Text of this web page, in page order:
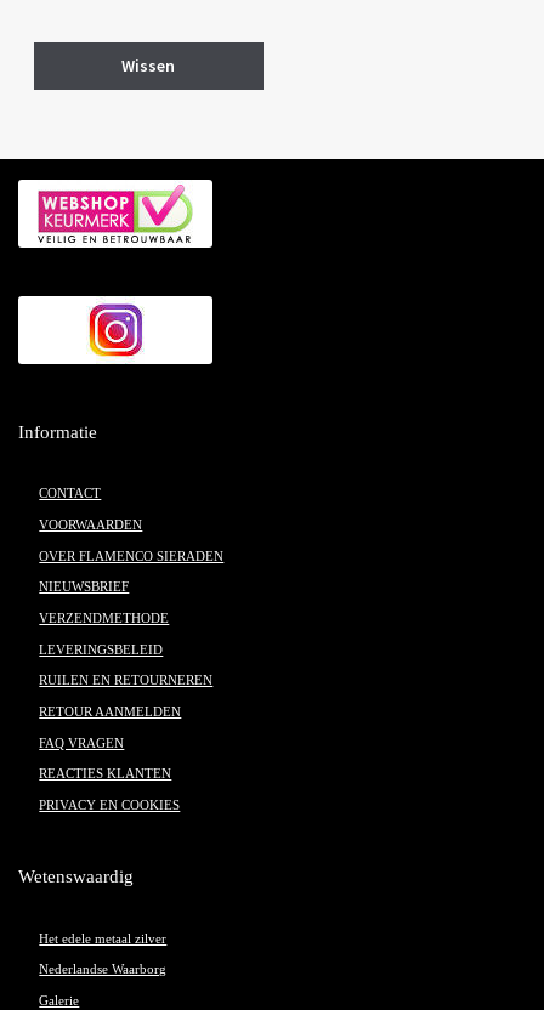
Wissen
Informatie
CONTACT
VOORWAARDEN
OVER FLAMENCO SIERADEN
NIEUWSBRIEF
VERZENDMETHODE
LEVERINGSBELEID
RUILEN EN RETOURNEREN
RETOUR AANMELDEN
FAQ VRAGEN
REACTIES KLANTEN
PRIVACY EN COOKIES
Wetenswaardig
Het edele metaal zilver
Nederlandse Waarborg
Galerie